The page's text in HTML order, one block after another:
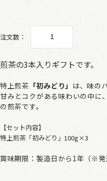
注文数：
煎茶の3本入りギフトです。
特上煎茶 「初みどり」 は、味の
甘みとコクがある味わいの中に
の煎茶です。
【セット内容】
特上煎茶「初みどり」100g×3
賞味期限：製造日から1年（※発